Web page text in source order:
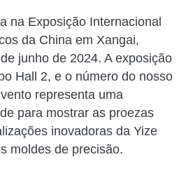
na Exposição Internacional
da China em Xangai,
junho de 2024. A exposição
Hall 2, e o número do nosso
representa uma
para mostrar as proezas
inovadoras da Yize
moldes de precisão.